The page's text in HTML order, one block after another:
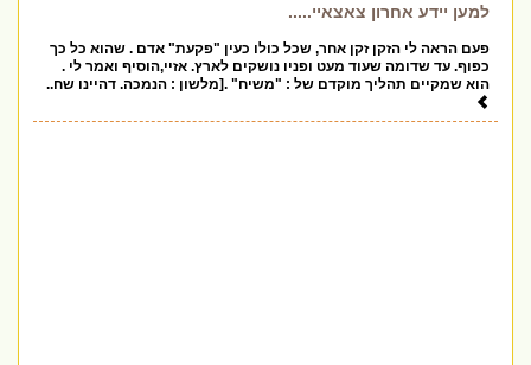
למען יידע אחרון צאצאיי.....
פעם הראה לי הזקן זקן אחר, שכל כולו כעין "פקעת" אדם . שהוא כל כך
כפוף. עד שדומה שעוד מעט ופניו נושקים לארץ. אזיי,הוסיף ואמר לי .
הוא שמקיים תהליך מוקדם של : "משיח" .[מלשון : הנמכה. דהיינו שח..